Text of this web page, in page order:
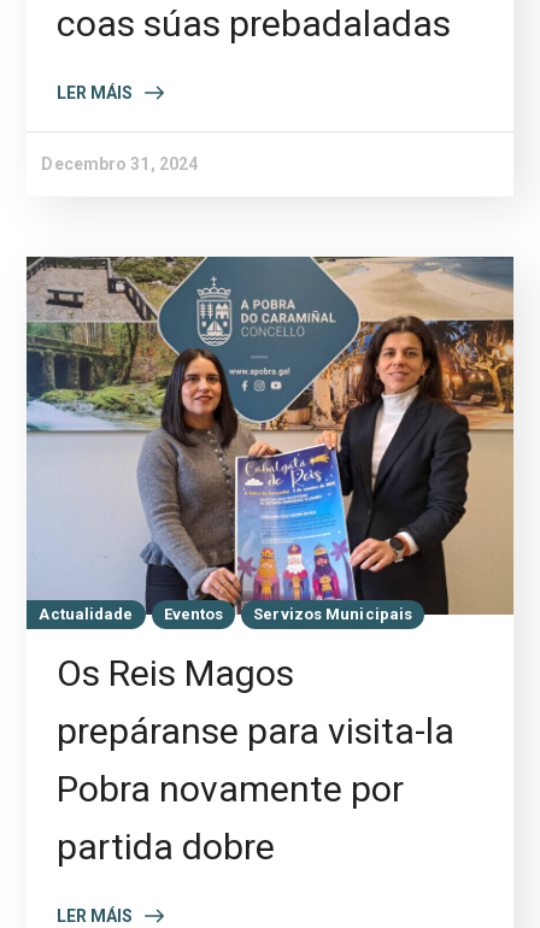
coas súas prebadaladas
LER MÁIS
Decembro 31, 2024
Actualidade Eventos Servizos Municipais
Os Reis Magos
prepáranse para visita-la
Pobra novamente por
partida dobre
LER MÁIS